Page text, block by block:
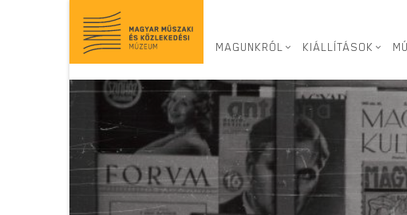
tartalomra
MAGUNKRÓL KIÁLLÍTÁSOK